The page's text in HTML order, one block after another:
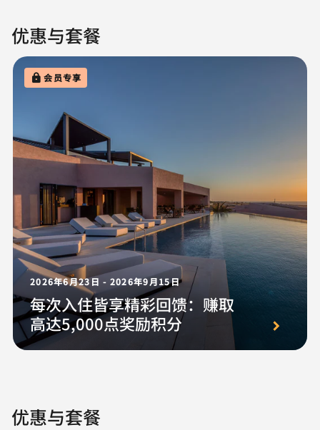
优惠与套餐
会员专享
2026年6月23日 - 2026年9月15日
每次入住皆享精彩回馈：赚取
高达5,000点奖励积分
优惠与套餐